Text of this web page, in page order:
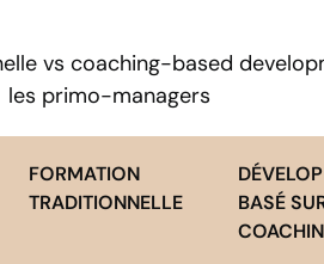
vs coaching-based
les primo-managers
FORMATION
TRADITIONNELLE
BASÉ